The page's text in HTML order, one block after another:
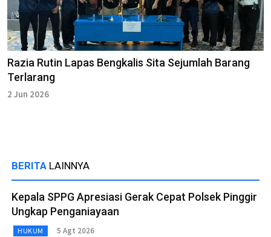
Razia Rutin Lapas Bengkalis Sita Sejumlah Barang
Terlarang
2 Jun 2026
BERITA LAINNYA
Kepala SPPG Apresiasi Gerak Cepat Polsek Pinggir
Ungkap Penganiayaan
HUKUM 5 Agt 2026